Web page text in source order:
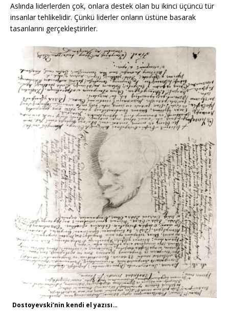
Aslında liderlerden çok, onlara destek olan bu ikinci üçüncü tür
insanlar tehlikelidir. Çünkü liderler onların üstüne basarak
tasarılarını gerçekleştirirler.
Dostoyevski’nin kendi el yazısı…